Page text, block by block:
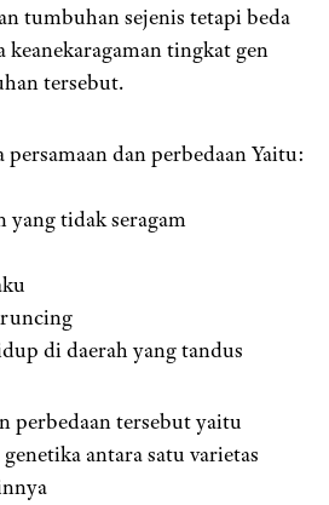
tumbuhan sejenis tetapi beda
keanekaragaman tingkat gen
tersebut.
persamaan dan perbedaan Yaitu:
yang tidak seragam
di daerah yang tandus
perbedaan tersebut yaitu
antara satu varietas